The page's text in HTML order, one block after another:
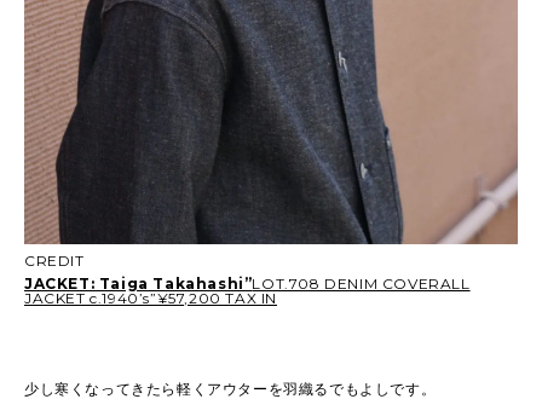
CREDIT
JACKET: Taiga Takahashi”LOT.708 DENIM COVERALL
JACKET c.1940’s”¥57,200 TAX IN
少し寒くなってきたら軽くアウターを羽織るでもよしです。